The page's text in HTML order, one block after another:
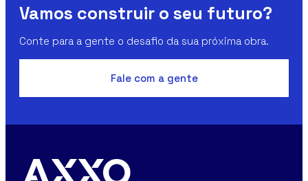
Vamos construir o seu futuro?
Conte para a gente o desafio da sua próxima obra.
Fale com a gente